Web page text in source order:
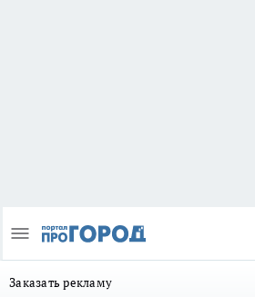
Заказать рекламу